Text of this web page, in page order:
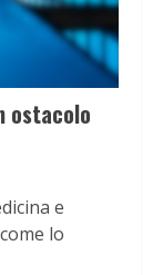
ostacolo
e
lo